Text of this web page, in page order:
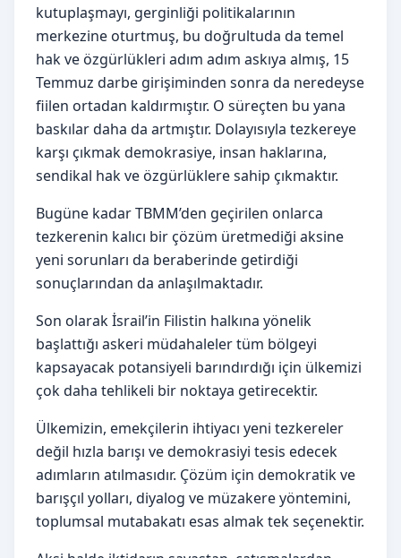
kutuplaşmayı, gerginliği politikalarının
merkezine oturtmuş, bu doğrultuda da temel
hak ve özgürlükleri adım adım askıya almış, 15
Temmuz darbe girişiminden sonra da neredeyse
fiilen ortadan kaldırmıştır. O süreçten bu yana
baskılar daha da artmıştır. Dolayısıyla tezkereye
karşı çıkmak demokrasiye, insan haklarına,
sendikal hak ve özgürlüklere sahip çıkmaktır.
Bugüne kadar TBMM’den geçirilen onlarca
tezkerenin kalıcı bir çözüm üretmediği aksine
yeni sorunları da beraberinde getirdiği
sonuçlarından da anlaşılmaktadır.
Son olarak İsrail’in Filistin halkına yönelik
başlattığı askeri müdahaleler tüm bölgeyi
kapsayacak potansiyeli barındırdığı için ülkemizi
çok daha tehlikeli bir noktaya getirecektir.
Ülkemizin, emekçilerin ihtiyacı yeni tezkereler
değil hızla barışı ve demokrasiyi tesis edecek
adımların atılmasıdır. Çözüm için demokratik ve
barışçıl yolları, diyalog ve müzakere yöntemini,
toplumsal mutabakatı esas almak tek seçenektir.